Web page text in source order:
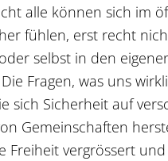
alle können sich im
fühlen, erst recht
selbst in den
Fragen, was uns
sich Sicherheit auf
Gemeinschaften
Freiheit vergrössert